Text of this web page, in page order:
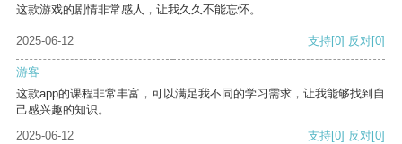
这款游戏的剧情非常感人，让我久久不能忘怀。
2025-06-12 支持[0] 反对[0]
游客
这款app的课程非常丰富，可以满足我不同的学习需求，让我能够找到自
己感兴趣的知识。
2025-06-12
支持[0] 反对[0]